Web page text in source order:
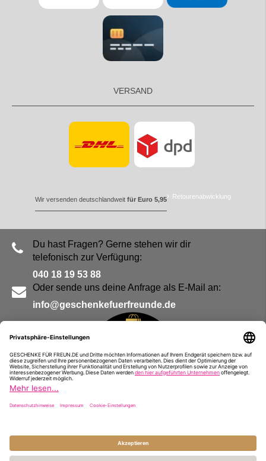
VERSAND
Wir versenden deutschlandweit für Euro 5,95 Retourenabwicklung
Du hast Fragen? Gerne stehen wir dir
telefonisch zur Verfügung:
040 18 19 53 88
Oder sende uns deine Anfrage als E-Mail an:
info@geschenkefuerfreunde.de
Impressum